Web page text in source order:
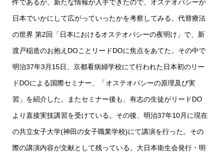
件であるが、新たな情報が入手できたので、オステオパシーが
日本でいかにして広がっていったかを考察してみる。代替療法
の世界 第2回「日本におけるオステオパシーの夜明け」で、新
渡戸稲造のお抱えDOことリードDOに焦点をあてた。その中で
明治37年3月15日、京都看病婦学校にて行われた日本初のリー
ドDOによる国際セミナー、「オステオパシーの原理及び実
習」を紹介した。またセミナー後も、有志の生徒がリードDO
より直接実技講習を受けている。その後、明治37年10月に現在
の共立女子大学(神田の女子職業学校)にて講演を行った。その
際の講演内容が文献として残っている。大日本衛生会発行・明